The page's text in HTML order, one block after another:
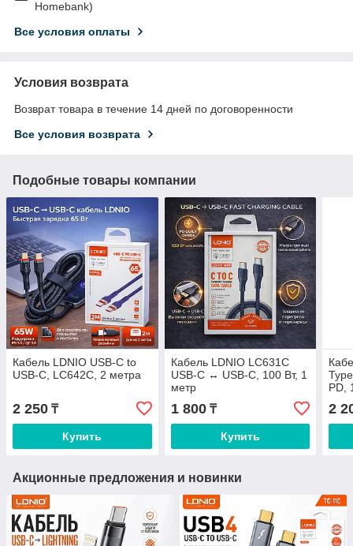
Homebank)
Все условия оплаты
Условия возврата
Возврат товара в течение 14 дней по договоренности
Все условия возврата
Подобные товары компании
Кабель LDNIO USB-C to
USB-C, LC642C, 2 метра
2 250 ₸
Купить
Кабель LDNIO LC631C
USB-C ↔ USB-C, 100 Вт, 1
метр
1 800₸
Купить
PD,
2
Акционные предложения и новинки